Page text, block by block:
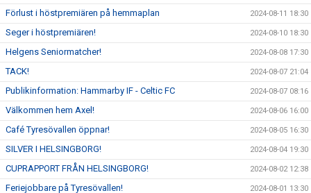
Förlust i höstpremiären på hemmaplan 2024-08-11 18:30
Seger i höstpremiären! 2024-08-10 18:30
Helgens Seniormatcher! 2024-08-08 17:30
TACK! 2024-08-07 21:04
Publikinformation: Hammarby IF - Celtic FC 2024-08-07 08:16
Välkommen hem Axel! 2024-08-06 16:00
Café Tyresövallen öppnar! 2024-08-05 16:30
SILVER I HELSINGBORG! 2024-08-04 19:30
CUPRAPPORT FRÅN HELSINGBORG! 2024-08-02 12:38
Feriejobbare på Tyresövallen! 2024-08-01 13:30